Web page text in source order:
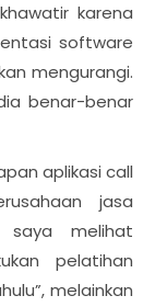
karena
software
mengurangi.
benar-benar
aplikasi call
jasa
saya melihat
pelatihan
melainkan